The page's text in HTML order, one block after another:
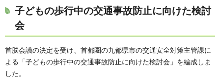
子どもの歩行中の交通事故防止に向けた検討
会
首脳会議の決定を受け、首都圏の九都県市の交通安全対策主管課に
よる「子どもの歩行中の交通事故防止に向けた検討会」を編成しま
した。